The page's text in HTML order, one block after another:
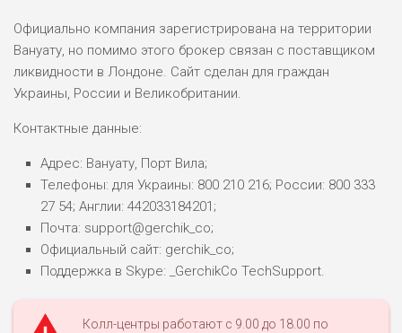
Официально компания зарегистрирована на территории
Вануату, но помимо этого брокер связан с поставщиком
ликвидности в Лондоне. Сайт сделан для граждан
Украины, России и Великобритании.
Контактные данные:
Адрес: Вануату, Порт Вила;
Телефоны: для Украины: 800 210 216; России: 800 333
27 54; Англии: 442033184201;
Почта: support@gerchik_co;
Официальный сайт: gerchik_co;
Поддержка в Skype: _GerchikCo TechSupport.
Колл-центры работают с 9.00 до 18.00 по